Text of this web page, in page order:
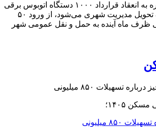
شهردار تهران با اشاره به انعقاد قرارداد ۱۰۰۰ دستگاه اتوبوس برقی
که تا پایان سال آینده تحویل مدیریت شهری می‌شود، از ورود ۵۰
ظرف ماه آینده به حمل و نقل عمومی شهر
۱۴۰۵؛
۸۵۰ میلیونی